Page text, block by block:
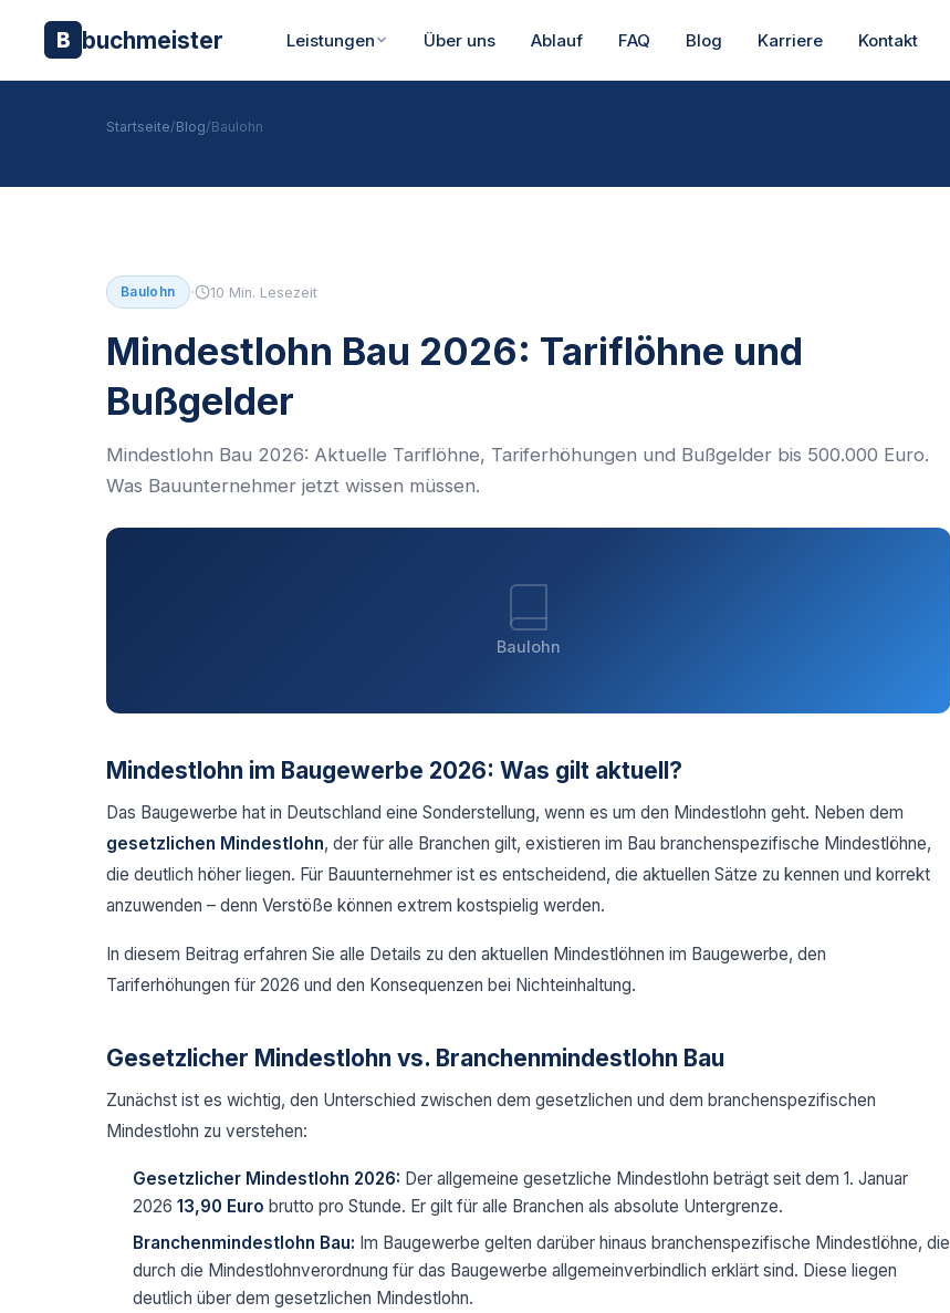
B buchmeister Leistungen Über uns Ablauf FAQ Blog Karriere Kontakt
Startseite/Blog/Baulohn
Baulohn · 10 Min. Lesezeit
Mindestlohn Bau 2026: Tariflöhne und
Bußgelder
Mindestlohn Bau 2026: Aktuelle Tariflöhne, Tariferhöhungen und Bußgelder bis 500.000 Euro.
Was Bauunternehmer jetzt wissen müssen.
Baulohn
Mindestlohn im Baugewerbe 2026: Was gilt aktuell?
Das Baugewerbe hat in Deutschland eine Sonderstellung, wenn es um den Mindestlohn geht. Neben dem
gesetzlichen Mindestlohn, der für alle Branchen gilt, existieren im Bau branchenspezifische Mindestlöhne,
die deutlich höher liegen. Für Bauunternehmer ist es entscheidend, die aktuellen Sätze zu kennen und korrekt
anzuwenden – denn Verstöße können extrem kostspielig werden.
In diesem Beitrag erfahren Sie alle Details zu den aktuellen Mindestlöhnen im Baugewerbe, den
Tariferhöhungen für 2026 und den Konsequenzen bei Nichteinhaltung.
Gesetzlicher Mindestlohn vs. Branchenmindestlohn Bau
Zunächst ist es wichtig, den Unterschied zwischen dem gesetzlichen und dem branchenspezifischen
Mindestlohn zu verstehen:
Gesetzlicher Mindestlohn 2026: Der allgemeine gesetzliche Mindestlohn beträgt seit dem 1. Januar
2026 13,90 Euro brutto pro Stunde. Er gilt für alle Branchen als absolute Untergrenze.
Branchenmindestlohn Bau: Im Baugewerbe gelten darüber hinaus branchenspezifische Mindestlöhne, die
durch die Mindestlohnverordnung für das Baugewerbe allgemeinverbindlich erklärt sind. Diese liegen
deutlich über dem gesetzlichen Mindestlohn.